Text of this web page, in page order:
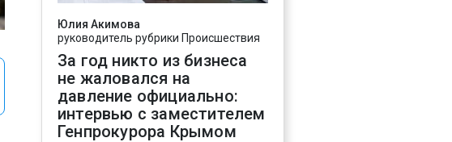
Юлия Акимова
руководитель рубрики Происшествия
За год никто из бизнеса
не жаловался на
давление официально:
интервью с заместителем
Генпрокурора Крымом